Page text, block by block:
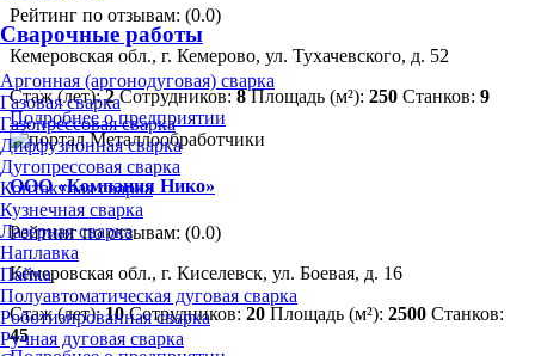
Сварочные работы
Аргонная (аргонодуговая) сварка
Газовая сварка
Газопрессовая сварка
Диффузионная сварка
Дугопрессовая сварка
Контактная сварка
Кузнечная сварка
Лазерная сварка
Наплавка
Пайка
Полуавтоматическая дуговая сварка
Роботизированная сварка
Ручная дуговая сварка
Рейтинг по отзывам: (0.0)
Кемеровская обл., г. Кемерово, ул. Тухачевского, д. 52
Стаж (лет):2 Сотрудников:8 Площадь (м²): 250 Станков: 9
Подробнее о предприятии
ООО «Компания Нико»
Рейтинг по отзывам: (0.0)
Кемеровская обл., г. Киселевск, ул. Боевая, д. 16
Стаж (лет):10 Сотрудников: 20 Площадь (м²): 2500 Станков:
45